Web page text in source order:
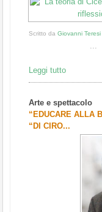
Scritto da Giovanni Teresi
...
Leggi tutto
Arte e spettacolo
“EDUCARE ALLA
“DI CIRO...